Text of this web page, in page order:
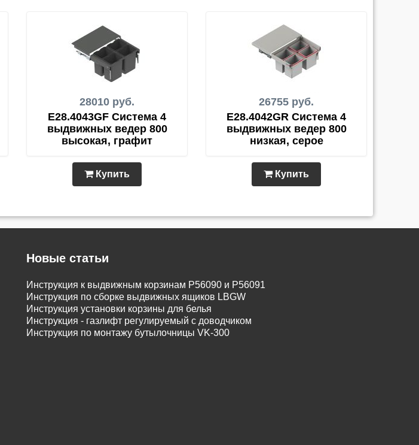
28010 руб.
E28.4043GF Система 4
выдвижных ведер 800
высокая, графит
Купить
26755 руб.
E28.4042GR Система 4
выдвижных ведер 800
низкая, серое
Купить
Новые статьи
Инструкция к выдвижным корзинам P56090 и P56091
Инструкция по сборке выдвижных ящиков LBGW
Инструкция установки корзины для белья
Инструкция - газлифт регулируемый с доводчиком
Инструкция по монтажу бутылочницы VK-300